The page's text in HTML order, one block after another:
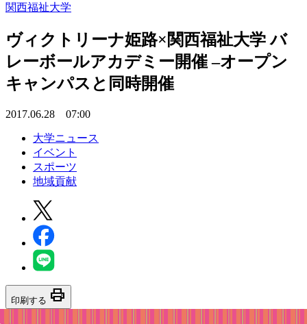
関西福祉大学
ヴィクトリーナ姫路×関西福祉大学 バ
レーボールアカデミー開催 –オープン
キャンパスと同時開催
2017.06.28 07:00
大学ニュース
イベント
スポーツ
地域貢献
印刷する print